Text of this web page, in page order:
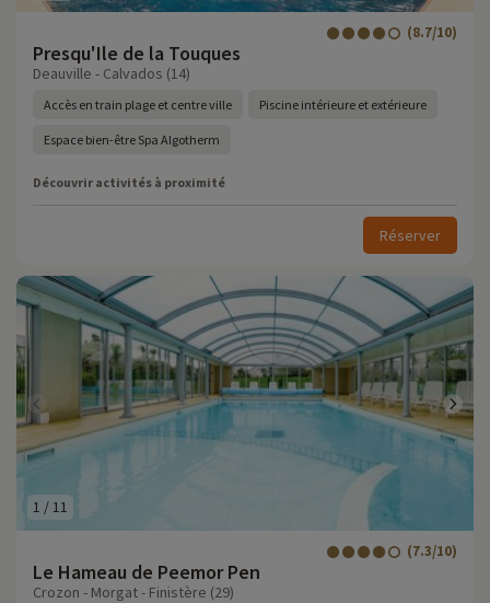
Presqu'Ile de la Touques
(8.7/10)
Deauville - Calvados (14)
Accès en train plage et centre ville Piscine intérieure et extérieure
Espace bien-être Spa Algotherm
Découvrir activités à proximité
Réserver
1 / 11
Le Hameau de Peemor Pen
(7.3/10)
Crozon - Morgat - Finistère (29)